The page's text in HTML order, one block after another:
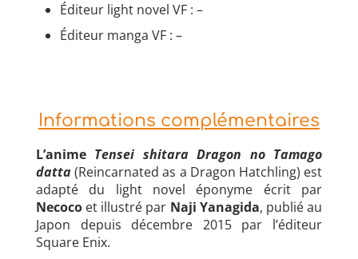
Éditeur light novel VF : –
Éditeur manga VF : –
Informations complémentaires
L’anime Tensei shitara Dragon no Tamago
datta(Reincarnated as a Dragon Hatchling) est
adapté du light novel éponyme écrit par
Necoco et illustré par Naji Yanagida, publié au
Japon depuis décembre 2015 par l’éditeur
Square Enix.